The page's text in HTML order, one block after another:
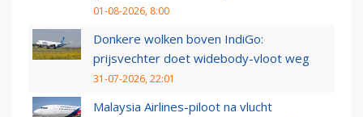
01-08-2026, 8:00
Donkere wolken boven IndiGo:
prijsvechter doet widebody-vloot weg
31-07-2026, 22:01
Malaysia Airlines-piloot na vlucht